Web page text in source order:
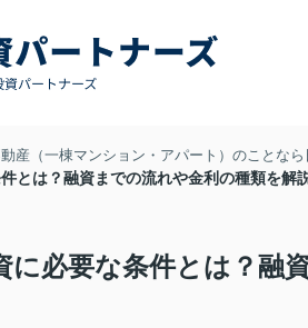
産（一棟マンション・アパート）のことな
とは？融資までの流れや金利の種類を解
に必要な条件とは？融